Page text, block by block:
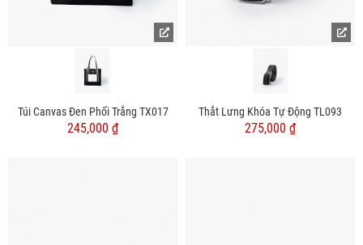
Túi Canvas Đen Phối Trắng TX017
245,000 ₫
Thắt Lưng Khóa Tự Động TL093
275,000 ₫